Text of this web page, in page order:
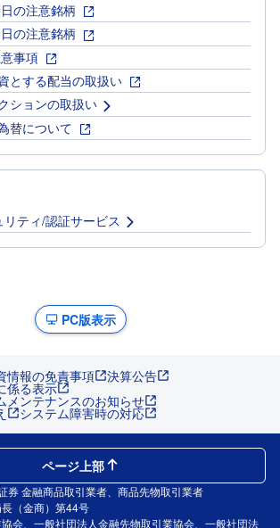
の注意銘柄
の注意銘柄
事項
とする配当の取扱い
ションの取扱い
替について
ティ/認証サービス
PC版表示
情報の免責事項 決算公告
係る表示
メンテナンスのお知らせ
システム障害時の対応
券 金融商品取引業者、商品先物取引業者
（金商）第44号
会、一般社団法人金融先物取引業協会、一般社団法
ページ上部